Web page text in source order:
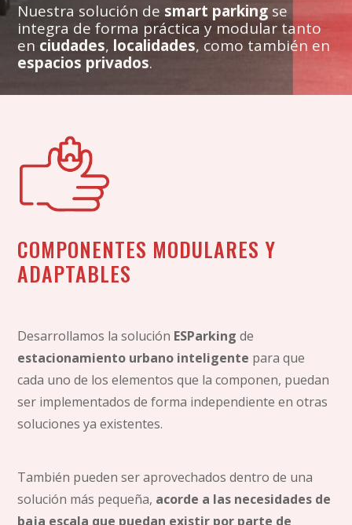
Nuestra solución de smart parking se
integra de forma práctica y modular tanto
en ciudades, localidades, como también en
espacios privados.
COMPONENTES MODULARES Y
ADAPTABLES
Desarrollamos la solución ESParking de
estacionamiento urbano inteligente para que
cada uno de los elementos que la componen, puedan
ser implementados de forma independiente en otras
soluciones ya existentes.
También pueden ser aprovechados dentro de una
solución más pequeña, acorde a las necesidades de
baja escala que puedan existir por parte de